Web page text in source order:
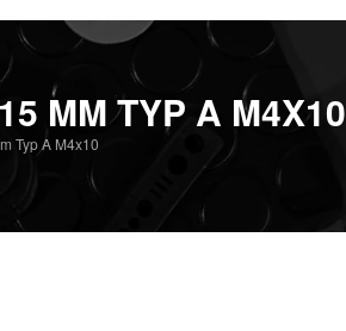
MM TYP A M4X10
Typ A M4x10